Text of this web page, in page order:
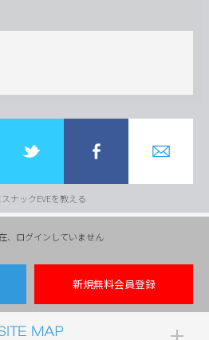
ナックEVEを教える
、ログインしていません
新規無料会員登録